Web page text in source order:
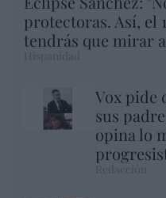
protectoras. Así, el
tendrás que mirar
Vox pide
sus
opina lo